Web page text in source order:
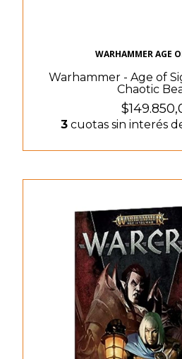
WARHAMMER AGE
Warhammer - Age of
Chaotic
3 cuotas sin interés